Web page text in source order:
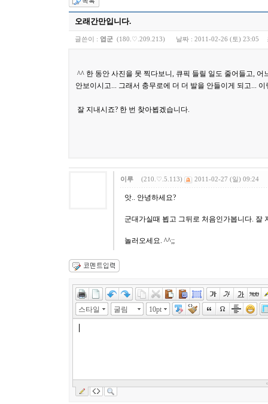
오래간만입니다.
글쓴이 : 엽군 (180.♡.209.213) 날짜 : 2011-02-26 (토) 23:05
^^ 한 동안 사진을 못 찍다보니, 큐픽 들릴 일도 줄어들고, 어
안보이시고... 그래서 충무로에 더 더 발을 안들이게 되고...
잘 지내시죠? 한 번 찾아뵙겠습니다.
이루 (210.♡.5.113) 2011-02-27 (일) 09:24
앗.. 안녕하세요?
군대가실때 뵙고 그뒤로 처음인가봅니다. 잘
놀러오세요. ^^;;
스타일 굴림 10pt